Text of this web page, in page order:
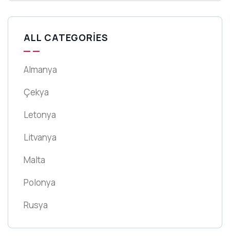
ALL CATEGORIES
Almanya
Çekya
Letonya
Litvanya
Malta
Polonya
Rusya